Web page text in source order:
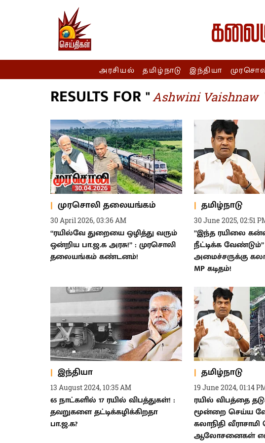
அரசியல் தமிழ்நாடு இந்தியா
RESULTS FOR "Ashwini Vaishnaw
முரசொலி தலையங்கம்
30 April 2026, 03:36 AM
“ரயில்வே துறையை ஒழித்து வரும்
ஒன்றிய பா.ஜ.க அரசு!” : முரசொலி
தலையங்கம் கண்டனம்!
தமிழ்நாடு
30 June 2025, 02:51
”இந்த ரயிலை
நீட்டிக்க
அமைச்சருக்கு
MP கடிதம்!
இந்தியா
13 August 2024, 10:35 AM
65 நாட்களில் 17 ரயில் விபத்துகள்! :
தவறுகளை தட்டிக்கழிக்கிறதா
பா.ஜ.க?
தமிழ்நாடு
19 June 2024, 01:14
ரயில் விபத்தை
மூன்றை செய்ய
கலாநிதி
ஆலோசனைகள்